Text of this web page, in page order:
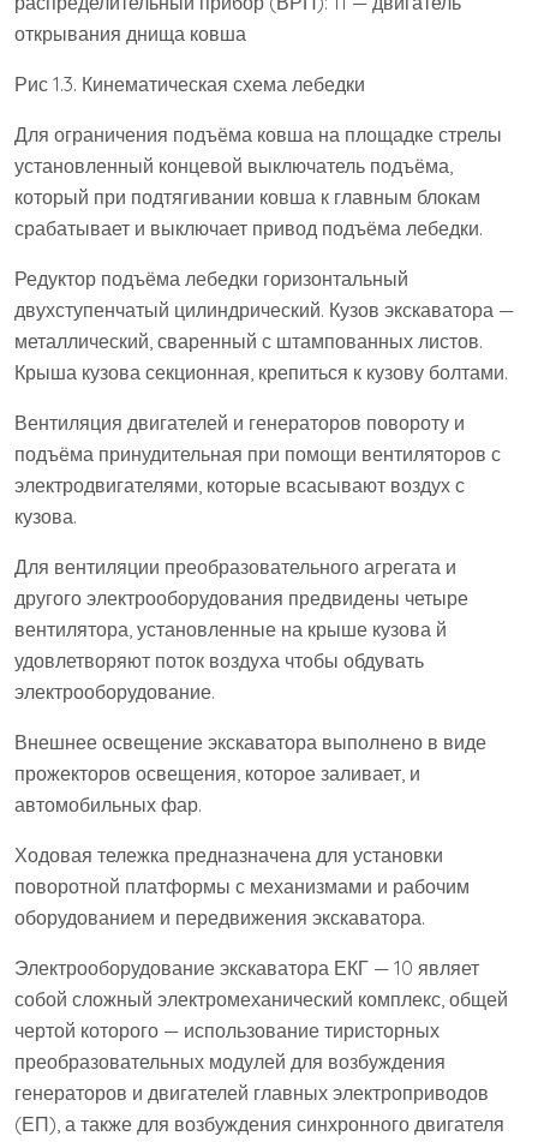
открывания днища ковша
Рис 1.3. Кинематическая схема лебедки
Для ограничения подъёма ковша на площадке стрелы
установленный концевой выключатель подъёма,
который при подтягивании ковша к главным блокам
срабатывает и выключает привод подъёма лебедки.
Редуктор подъёма лебедки горизонтальный
двухступенчатый цилиндрический. Кузов экскаватора —
металлический, сваренный с штампованных листов.
Крыша кузова секционная, крепиться к кузову болтами.
Вентиляция двигателей и генераторов повороту и
подъёма принудительная при помощи вентиляторов с
электродвигателями, которые всасывают воздух с
кузова.
Для вентиляции преобразовательного агрегата и
другого электрооборудования предвидены четыре
вентилятора, установленные на крыше кузова й
удовлетворяют поток воздуха чтобы обдувать
электрооборудование.
Внешнее освещение экскаватора выполнено в виде
прожекторов освещения, которое заливает, и
автомобильных фар.
Ходовая тележка предназначена для установки
поворотной платформы с механизмами и рабочим
оборудованием и передвижения экскаватора.
Электрооборудование экскаватора ЕКГ — 10 являет
собой сложный электромеханический комплекс, общей
чертой которого — использование тиристорных
преобразовательных модулей для возбуждения
генераторов и двигателей главных электроприводов
(ЕП), а также для возбуждения синхронного двигателя